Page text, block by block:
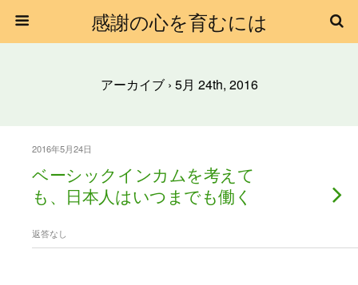
感謝の心を育むには
アーカイブ › 5月 24th, 2016
2016年5月24日
ベーシックインカムを考えて
も、日本人はいつまでも働く
返答なし